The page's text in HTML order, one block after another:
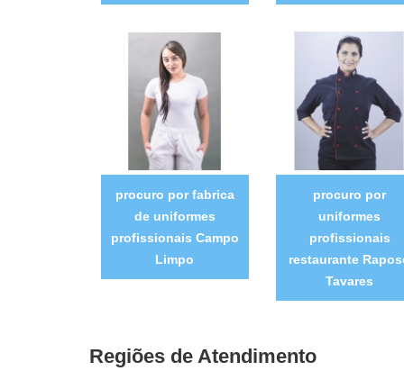
procuro por fabrica
de uniformes
profissionais Campo
Limpo
procuro por
uniformes
profissionais
restaurante
Tavares
Regiões de Atendimento